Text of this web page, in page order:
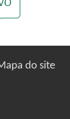
do site